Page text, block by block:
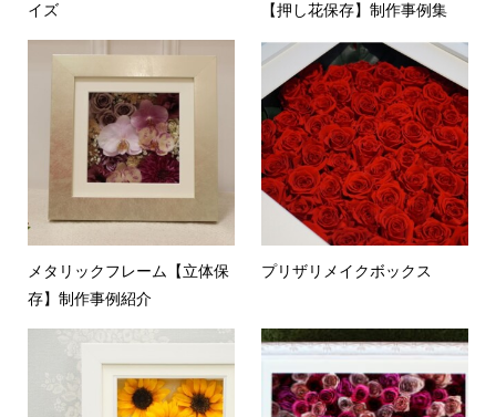
イズ
【押し花保存】制作事例集
メタリックフレーム【立体保
存】制作事例紹介
プリザリメイクボックス